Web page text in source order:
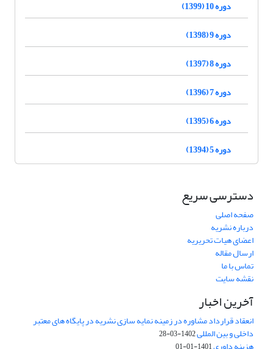
دوره 10 (1399)
دوره 9 (1398)
دوره 8 (1397)
دوره 7 (1396)
دوره 6 (1395)
دوره 5 (1394)
دسترسی سریع
صفحه اصلی
درباره نشریه
اعضای هیات تحریریه
ارسال مقاله
تماس با ما
نقشه سایت
آخرین اخبار
انعقاد قرارداد مشاوره در زمینه نمایه سازی نشریه در پایگاه های معتبر
داخلی و بین المللی1402-03-28